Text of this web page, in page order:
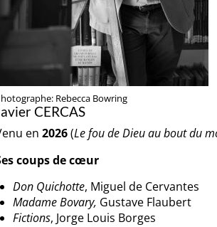
Rebecca Bowring
CERCAS
en 2026(Le fou de Dieu au bout du
coups de cœur
Don Quichotte, Miguel de Cervantes
Madame Bovary, Gustave Flaubert
Fictions, Jorge Louis Borges